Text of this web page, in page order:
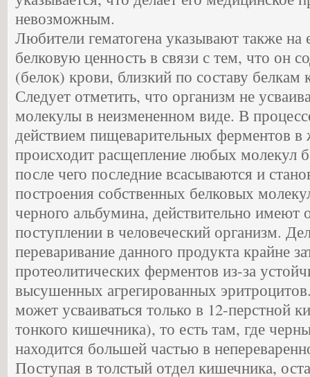
невозможным.
Любители гематогена указывают также на
белковую ценность в связи с тем, что он
(белок) крови, близкий по составу белкам
Следует отметить, что организм не
молекулы в неизмененном виде. В
действием пищеварительных ферментов в
происходит расщепление любых молекул
после чего последние всасываются и
построения собственных белковых
черного альбумина, действительно имеют
поступлении в человеческий организм.
переваривание данного продукта крайне
протеолитических ферментов из-за
высушенных агрегированных
может усваиваться только в 12-перстной
тонкого кишечника), то есть там, где
находится большей частью в
Поступая в толстый отдел кишечника,